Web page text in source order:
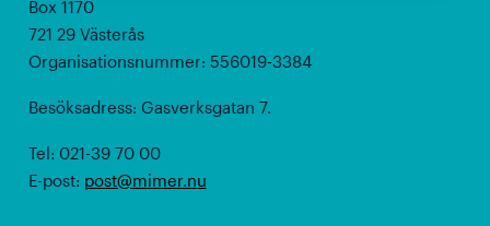
Box 1170
721 29 Västerås
Organisationsnummer: 556019-3384
Besöksadress: Gasverksgatan 7.
Tel: 021-39 70 00
E-post: post@mimer.nu